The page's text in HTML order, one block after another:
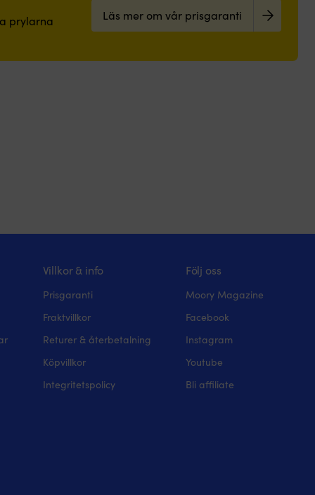
prylarna
Läs mer om vår prisgaranti
Villkor & info
Prisgaranti
Fraktvillkor
Returer & återbetalning
Köpvillkor
Integritetspolicy
Följ oss
Moory Magazine
Facebook
Instagram
Youtube
Bli affiliate